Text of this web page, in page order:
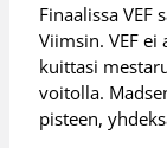
Finaalissa VEF
Viimsin. VEF
kuittasi
voitolla.
pisteen,